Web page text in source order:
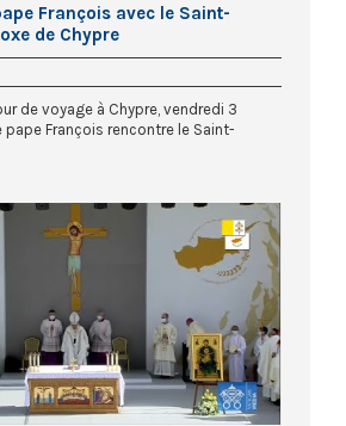
François avec le Saint-
de Chypre
de voyage à Chypre, vendredi 3
pape François rencontre le Saint-